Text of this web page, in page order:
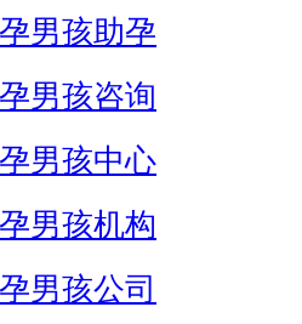
男孩助孕
男孩咨询
男孩中心
男孩机构
男孩公司